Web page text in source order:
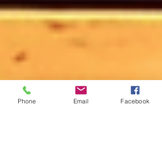
Phone Email Facebook